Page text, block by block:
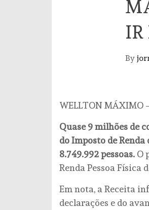
IR
By
WELLTON MÁXIMO
Quase 9 milhões de
do Imposto de
8.749.992 pessoas. O
Renda Pessoa Física
Em nota, a Receita
declarações e do